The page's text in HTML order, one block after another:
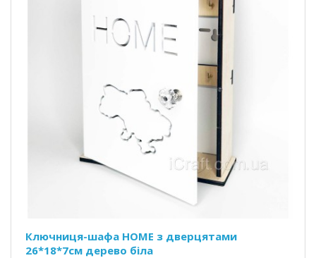
Ключниця-шафа HOME з дверцятами
26*18*7см дерево біла